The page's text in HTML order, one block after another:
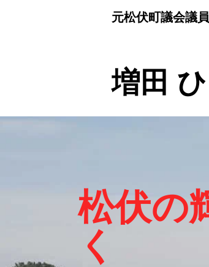
元松伏町議会議員
増田
松伏の
く